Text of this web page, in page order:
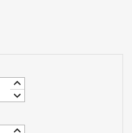
keyboard_arrow_up
keyboard_arrow_down